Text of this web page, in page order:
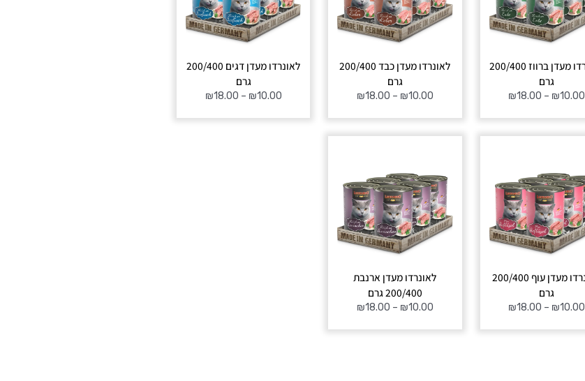
לאונרדו מעדן ברווז 200/400
גרם
₪10.00
–
₪18.00
לאונרדו מעדן כבד 200/400
גרם
₪10.00
–
₪18.00
לאונרדו מעדן דגים 200/400
גרם
₪10.00
–
₪18.00
לאונרדו מעדן עוף 200/400
גרם
₪10.00
–
₪18.00
עד
⁦₪18.00⁩
לאונרדו מעדן ארנבת
200/400 גרם
₪10.00
–
₪18.00
עד
⁦₪18.00⁩